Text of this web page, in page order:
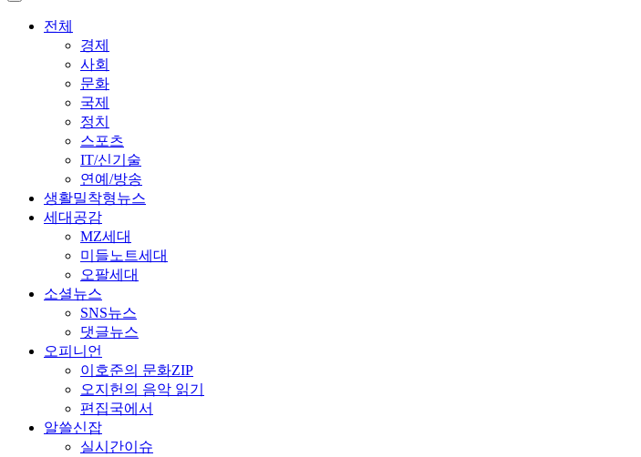
전체
경제
사회
문화
국제
정치
스포츠
IT/신기술
연예/방송
생활밀착형뉴스
세대공감
MZ세대
미들노트세대
오팔세대
소셜뉴스
SNS뉴스
댓글뉴스
오피니언
이호준의 문화ZIP
오지헌의 음악 읽기
편집국에서
알쓸신잡
실시간이슈